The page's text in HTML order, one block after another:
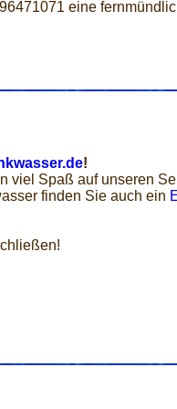
eine
!
viel Spaß auf unseren
finden Sie auch ein